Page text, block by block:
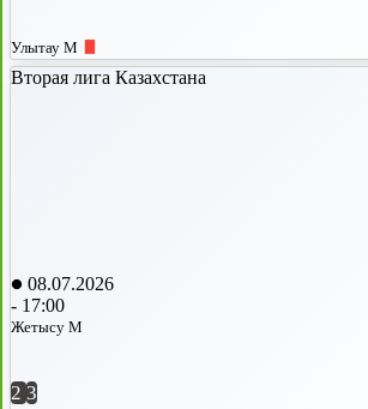
Улытау М
Вторая лига Казахстана
08.07.2026
- 17:00
Жетысу М
2 3